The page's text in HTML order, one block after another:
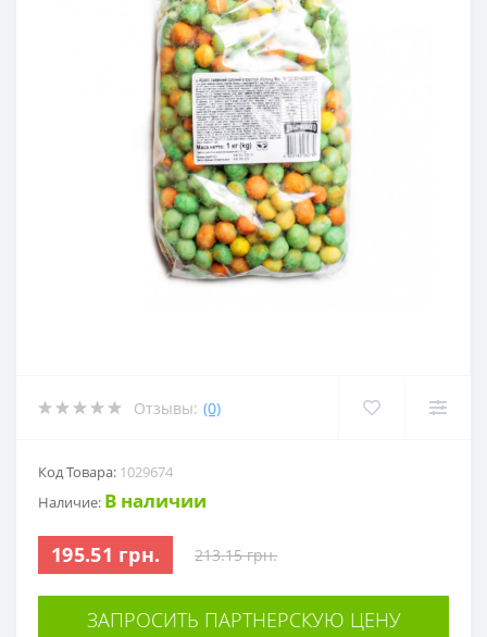
Отзывы: (0)
Код Товара: 1029674
Наличие: В наличии
195.51 грн. 213.15 грн.
ЗАПРОСИТЬ ПАРТНЕРСКУЮ ЦЕНУ